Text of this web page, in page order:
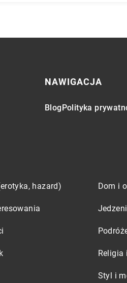
NAWIGACJA
BlogPolityka
hazard) Dom i
Religia
Styl i